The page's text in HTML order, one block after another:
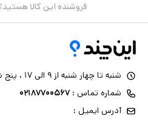
فروشنده این کالا
شنبه تا چهار شنبه از ۹ الی ۱۷ ، پنج شنبه ۹ الی ۱۳
شماره تماس : ۰۲۱۸۷۷۰۰۵۶۷
آدرس ایمیل :